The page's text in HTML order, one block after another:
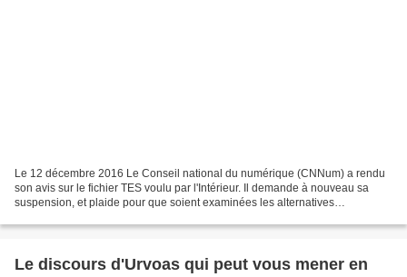
Le 12 décembre 2016 Le Conseil national du numérique (CNNum) a rendu
son avis sur le fichier TES voulu par l'Intérieur. Il demande à nouveau sa
suspension, et plaide pour que soient examinées les alternatives
Le discours d'Urvoas qui peut vous mener en